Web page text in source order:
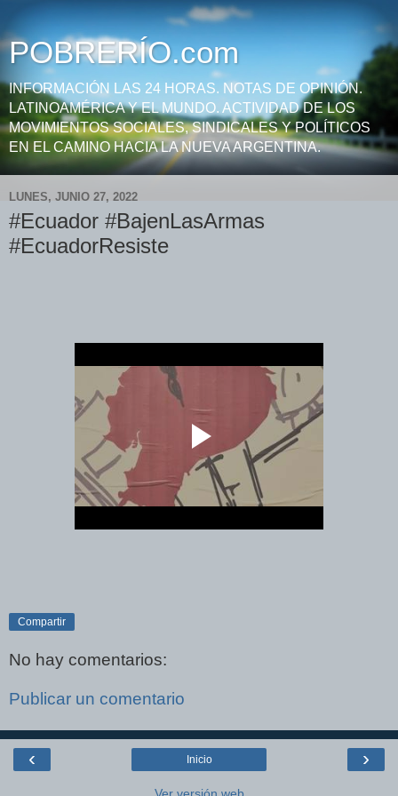
POBRERÍO.com
INFORMACIÓN LAS 24 HORAS. NOTAS DE OPINIÓN.
LATINOAMÉRICA Y EL MUNDO. ACTIVIDAD DE LOS
MOVIMIENTOS SOCIALES, SINDICALES Y POLÍTICOS
EN EL CAMINO HACIA LA NUEVA ARGENTINA.
LUNES, JUNIO 27, 2022
#Ecuador #BajenLasArmas
#EcuadorResiste
Compartir
No hay comentarios:
Publicar un comentario
‹ ›
Inicio